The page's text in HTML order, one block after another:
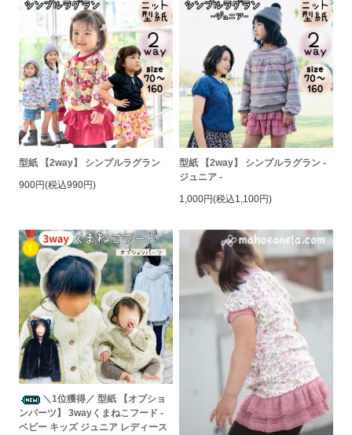
型紙 【2way】 シンプルラグラン
900円(税込990円)
型紙 【2way】 シンプルラグラン -
ジュニア -
1,000円(税込1,100円)
＼1位獲得／ 型紙 【オプショ
ンパーツ】 3wayくまねこフード -
ベビー キッズ ジュニア レディース